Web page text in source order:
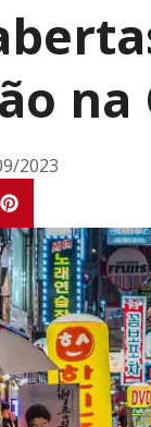
na
2023